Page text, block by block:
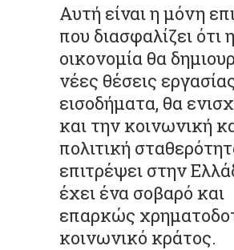
Αυτή είναι η μόνη
που διασφαλίζει ότι η
οικονομία θα
νέες θέσεις
εισοδήματα, θα
και την κοινωνική
πολιτική
επιτρέψει στην
έχει ένα σοβαρό και
επαρκώς
κοινωνικό κράτος.